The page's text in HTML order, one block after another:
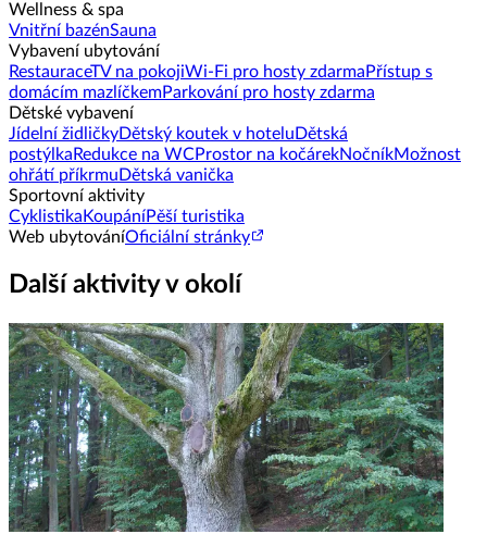
Wellness & spa
Vnitřní bazénSauna
Vybavení ubytování
RestauraceTV na pokojiWi-Fi pro hosty zdarma Přístup s
domácím mazlíčkemParkování pro hosty zdarma
Dětské vybavení
Jídelní židličkyDětský koutek v hotelu Dětská
postýlka Redukce na WCProstor na kočárekNočníkMožnost
ohřátí příkrmu Dětská vanička
Sportovní aktivity
Cyklistika KoupáníPěší turistika
Web ubytováníOficiální stránky
Další aktivity v okolí